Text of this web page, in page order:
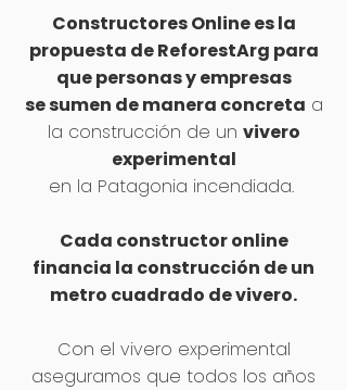
Constructores Online es la
propuesta de ReforestArg para
que personas y empresas
se sumen de manera concreta a
la construcción de un vivero
experimental
en la Patagonia incendiada.
Cada constructor online
financia la construcción de un
metro cuadrado de vivero.
Con el vivero experimental
aseguramos que todos los años